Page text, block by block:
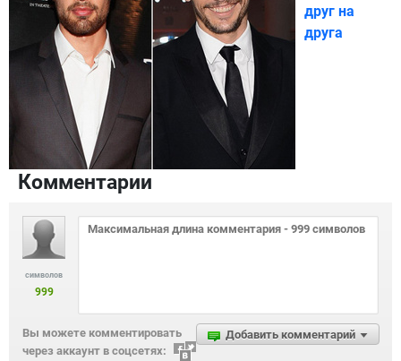
друг на
друга
Комментарии
символов
999
Добавить комментарий
Вы можете комментировать
через аккаунт в соцсетях: